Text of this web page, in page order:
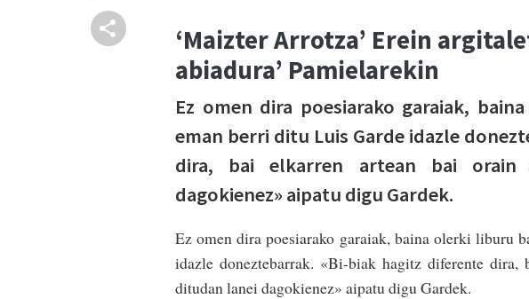
‘Maizter Arrotza’ Erein
abiadura’ Pamielarekin
Ez omen dira poesiarako garaiak,
eman berri ditu Luis Garde idazle
dira, bai elkarren artean bai
dagokienez» aipatu digu Gardek.
Ez omen dira poesiarako garaiak, baina olerki liburu
idazle doneztebarrak. «Bi-biak hagitz diferente
ditudan lanei dagokienez» aipatu digu Gardek.